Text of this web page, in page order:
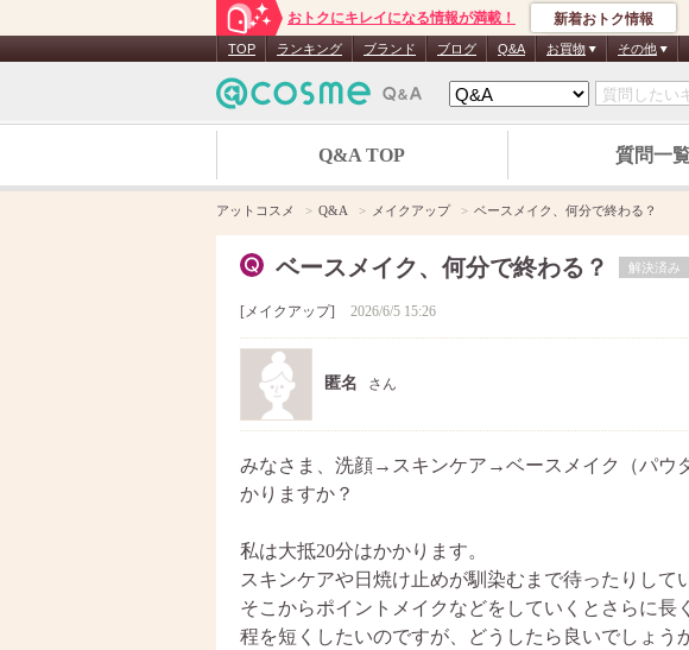
おトクにキレイになる情報が満載！ 新着おトク情報
TOP ランキング ブランド ブログ Q&A お買物 その他
Q&A TOP 質問一
アットコスメ Q&A メイクアップ ベースメイク、何分で終わる？
ベースメイク、何分で終わる？ 解決済み
メイクアップ 2026/6/5 15:26
匿名 さん
みなさま、洗顔→スキンケア→ベースメイク（パウ
かりますか？
私は大抵20分はかかります。
スキンケアや日焼け止めが馴染むまで待ったりして
そこからポイントメイクなどをしていくとさらに長
程を短くしたいのですが、どうしたら良いでしょう